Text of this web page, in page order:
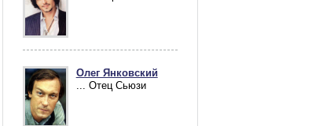
Олег Янковский
... Отец Сьюзи